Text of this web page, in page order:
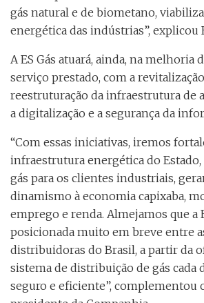
gás natural e de biometano,
energética das indústrias”, explicou
A ES Gás atuará, ainda, na melhoria
serviço prestado, com a
reestruturação da infraestrutura de
a digitalização e a segurança da
“Com essas iniciativas, iremos
infraestrutura energética do
gás para os clientes industriais,
dinamismo à economia capixaba,
emprego e renda. Almejamos que a
posicionada muito em breve entre
distribuidoras do Brasil, a partir da
sistema de distribuição de gás cada
seguro e eficiente”, complementou